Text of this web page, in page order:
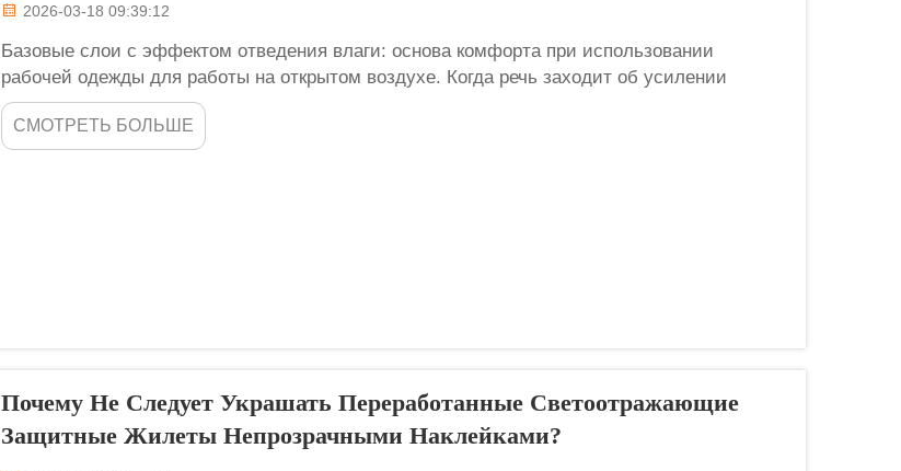
2026-03-18 09:39:12
Базовые слои с эффектом отведения влаги: основа комфорта при использовании
рабочей одежды для работы на открытом воздухе. Когда речь заходит об усилении
комфорта при ношении рабочей одежды для работы на открытом воздухе, первым
аксессуаром, который нельзя упускать из виду, является высококачественный базовый
слой с эффектом отведения влаги — и это...
СМОТРЕТЬ БОЛЬШЕ
Почему Не Следует Украшать Переработанные Светоотражающие
Защитные Жилеты Непрозрачными Наклейками?